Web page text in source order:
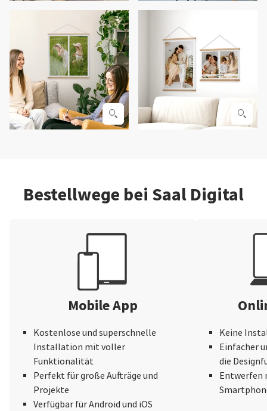
Bestellwege bei Saal Digital
Mobile App
Kostenlose und superschnelle
Installation mit voller
Funktionalität
Perfekt für große Aufträge und
Projekte
Verfügbar für Android und iOS
Keine
Einfacher
die
Entwerfen